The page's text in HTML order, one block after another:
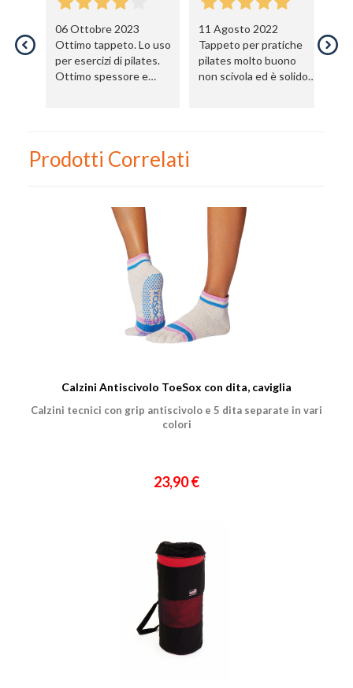
Nome
Cognome
Telefono / Cellulare
informativa al trattamento dati
Voglio ricevere comunicazioni su corsi, eventi, prodotti e novità di
06 Ottobre 2023
Ottimo tappeto. Lo uso
per esercizi di pilates.
Ottimo spessore e
11 Agosto 2022
Tappeto per pratiche
pilates molto buono
non scivola ed è solido
Prodotti Correlati
Calzini Antiscivolo ToeSox con dita, caviglia
Calzini tecnici con grip antiscivolo e 5 dita separate in vari
colori
23,90 €